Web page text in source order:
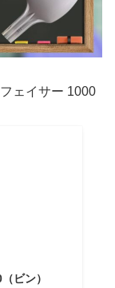
ェイサー 1000
ビン）